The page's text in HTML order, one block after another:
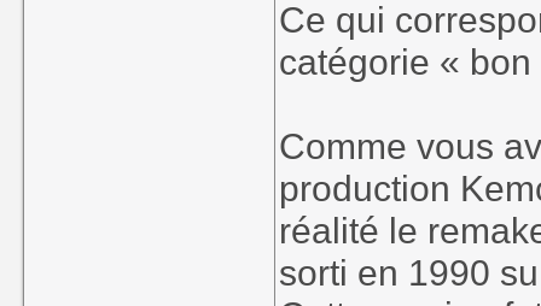
Ce qui
catégorie «
Comme vous
production
réalité le
sorti en 1990